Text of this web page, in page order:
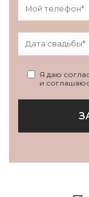
Я даю
и